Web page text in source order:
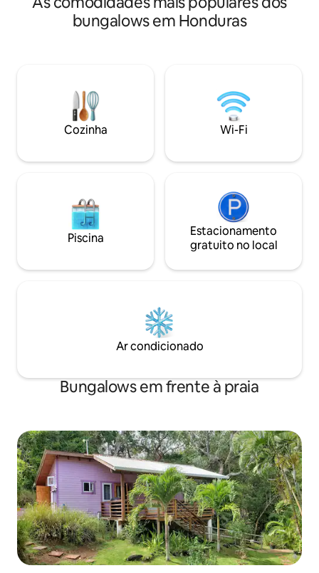
ainda passa devagar e você pode
desfrutar do verão prolongado sem ser
todos uma boa dose de saúde e bem-
estar. Rodeado por uma vegetação e
fauna incríveis, você se sentirá no
paraíso. A ilha de Roatan é um lugar
e Wi-Fi. Acorde
saboreie café
tranquilas,
fôlego e o
romance,
inesquecíveis em
bungalows em Honduras
Cozinha Wi-Fi
Piscina
Estacionamento
gratuito no local
Ar condicionado
Bungalows em frente à praia